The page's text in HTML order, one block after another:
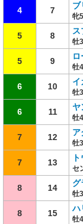
4 7 ブ
牝
5 8
牡
5 9
牡
6 10 イ
牡
6 11 ヤ
牡
7 12 ア
牡
7 13
セ
8 14 グ
牡
8 15 ハ
牡